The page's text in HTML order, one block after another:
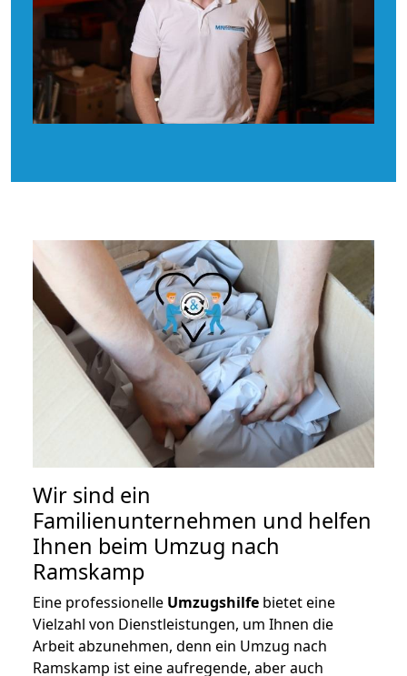
Wir sind ein
Familienunternehmen und helfen
Ihnen beim Umzug nach
Ramskamp
Eine professionelle Umzugshilfe bietet eine
Vielzahl von Dienstleistungen, um Ihnen die
Arbeit abzunehmen, denn ein Umzug nach
Ramskamp ist eine aufregende, aber auch